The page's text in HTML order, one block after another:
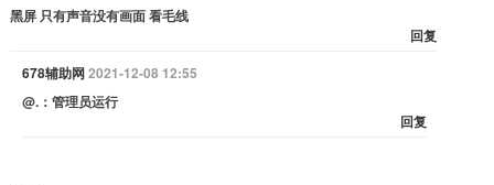
黑屏 只有声音没有画面 看毛线
回复
678辅助网2021-12-08 12:55
@.：管理员运行
回复